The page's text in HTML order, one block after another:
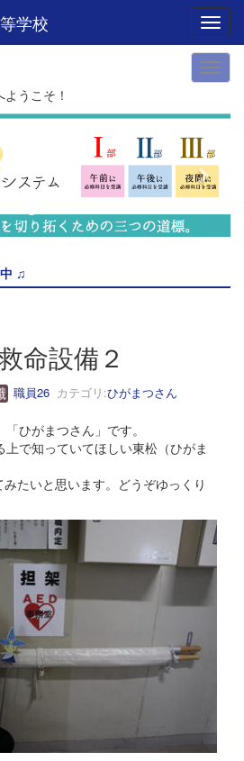
学校
うこそ！
n
e
x
t
♫
命設備２
職員26 カテゴリ:ひがまつさん
ひがまつさん」です。
で知っていてほしい東松（ひがま
たいと思います。どうぞゆっくり